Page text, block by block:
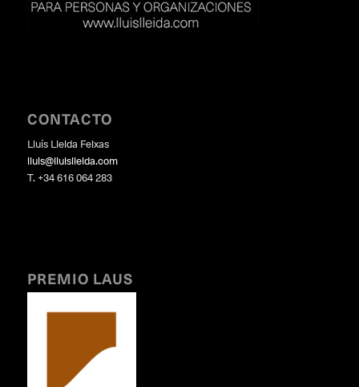
CONTACTO
Lluís Lleida Feixas
lluis@lluislleida.com
T. +34 616 064 283
PREMIO LAUS